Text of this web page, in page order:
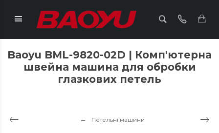
Baoyu BML-9820-02D | Комп'ютерна
швейна машина для обробки
глазкових петель
Петельні машини